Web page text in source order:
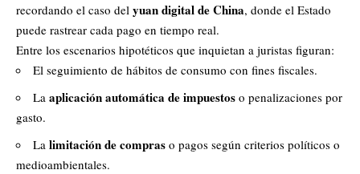
recordando el caso del yuan digital deChina, donde el Estado
puede rastrear cada pago en tiempo real.
Entre los escenarios hipotéticos que inquietan a juristas figuran:
El seguimiento de hábitos de consumo con fines fiscales.
La aplicación automática de impuestos o penalizaciones por
gasto.
La limitación de compras o pagos según criterios políticos o
medioambientales.